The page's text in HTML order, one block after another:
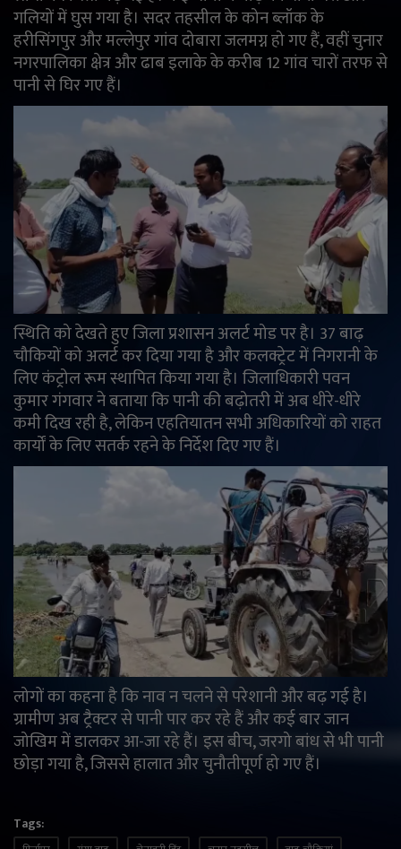
गलियों में घुस गया है। सदर तहसील के कोन ब्लॉक के
हरीसिंगपुर और मल्लेपुर गांव दोबारा जलमग्न हो गए हैं, वहीं चुनार
नगरपालिका क्षेत्र और ढाब इलाके के करीब 12 गांव चारों तरफ से
पानी से घिर गए हैं।
स्थिति को देखते हुए जिला प्रशासन अलर्ट मोड पर है। 37 बाढ़
चौकियों को अलर्ट कर दिया गया है और कलक्ट्रेट में निगरानी के
लिए कंट्रोल रूम स्थापित किया गया है। जिलाधिकारी पवन
कुमार गंगवार ने बताया कि पानी की बढ़ोतरी में अब धीरे-धीरे
कमी दिख रही है, लेकिन एहतियातन सभी अधिकारियों को राहत
कार्यों के लिए सतर्क रहने के निर्देश दिए गए हैं।
लोगों का कहना है कि नाव न चलने से परेशानी और बढ़ गई है।
ग्रामीण अब ट्रैक्टर से पानी पार कर रहे हैं और कई बार जान
जोखिम में डालकर आ-जा रहे हैं। इस बीच, जरगो बांध से भी पानी
छोड़ा गया है, जिससे हालात और चुनौतीपूर्ण हो गए हैं।
Tags: